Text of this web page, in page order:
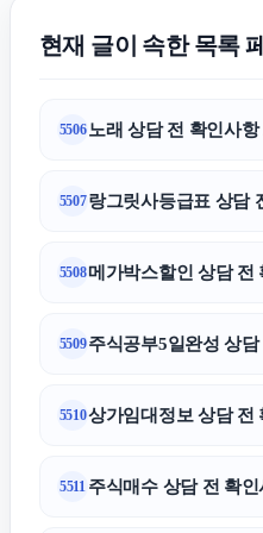
현재 글이 속한 목록
5506 노래 상담 전 확인사
5507랑그릿사등급표 상담
5508메가박스할인 상담 전
5509주식공부5일완성 상
5510상가임대정보 상담 전
5511 주식매수 상담 전 확